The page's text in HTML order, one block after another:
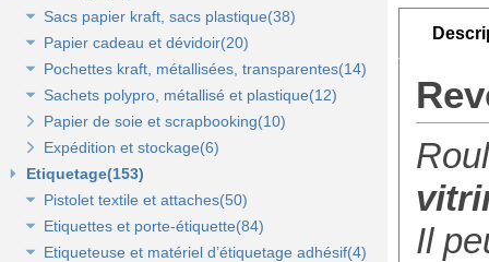
Rubans tissu, jute et sisal(6)
Rubans tulle(3)
Sacs papier kraft, sacs plastique(38)
Sacs kraft poignées plates(7)
Sacs kraft poignées torsadées(5)
Sacs fêtes et fantaisie(5)
Sacs pour bouteille(10)
Sacs pelliculés(6)
Sacs plastique(4)
Sacs en petite quantité(4)
Papier cadeau et dévidoir(20)
Papier cadeaux fantaisie(3)
Papier cadeaux kraft(2)
Papiers fleuriste en polypropylène(3)
Papier cadeaux Noël - Papier métallisé(11)
Dévidoirs(1)
Pochettes kraft, métallisées, transparentes(14)
Pochettes kraft brun et couleurs(8)
Pochettes cadeaux métallisées(3)
Pochettes transparentes rabat adhésif(3)
Sachets polypro, métallisé et plastique(12)
Sachets confiserie polypro et métal(7)
Sachets plastique minigrip(5)
Papier de soie et scrapbooking(10)
Expédition et stockage(6)
Etiquetage(153)
Pistolet textile et attaches(50)
Pistolets textile, aiguilles et accessoires(12)
Attaches pour pistolets textile(17)
Etiquettes et porte-étiquette(84)
Etiquettes textile perforées(0)
Etiqueteuse et matériel d’étiquetage adhésif(4)
Il